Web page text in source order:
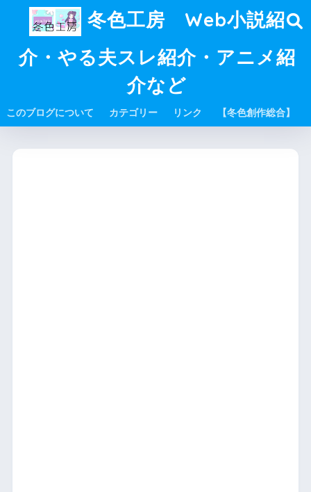
冬色工房 Web小説紹
介・やる夫スレ紹介・アニメ紹
介など
このブログについて カテゴリー リンク 【冬色創作総合】